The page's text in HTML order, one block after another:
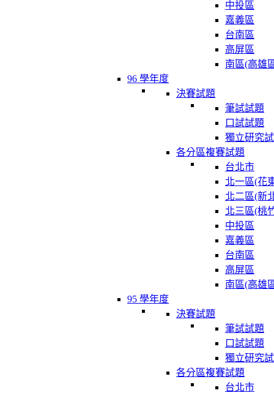
中投區
嘉義區
台南區
高屏區
南區(高雄
96 學年度
決賽試題
筆試試題
口試試題
獨立研究
各分區複賽試題
台北市
北一區(花
北二區(新
北三區(桃
中投區
嘉義區
台南區
高屏區
南區(高雄
95 學年度
決賽試題
筆試試題
口試試題
獨立研究
各分區複賽試題
台北市